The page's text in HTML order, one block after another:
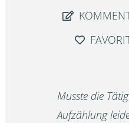
Musste die
Aufzählung